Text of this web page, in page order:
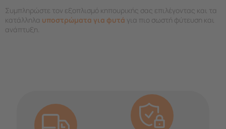
Συμπληρώστε τον εξοπλισμό κηπουρικής σας επιλέγοντας και τα
κατάλληλα υποστρώματα για φυτά για πιο σωστή φύτευση και
ανάπτυξη.